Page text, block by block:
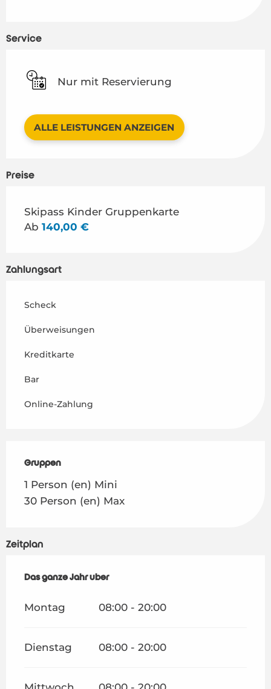
Service
Nur mit Reservierung
ALLE LEISTUNGEN ANZEIGEN
Preise
Preise 2026
Skipass Kinder Gruppenkarte
Ab 140,00 €
Zahlungsart
Scheck
Überweisungen
Kreditkarte
Bar
Online-Zahlung
Gruppen
Gruppen
1 Person (en) Mini
30 Person (en) Max
Zeitplan
Das ganze Jahr über
Das ganze Jahr über
Montag 08:00 - 20:00
Dienstag 08:00 - 20:00